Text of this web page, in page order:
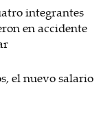
integrantes
en accidente
el nuevo salario